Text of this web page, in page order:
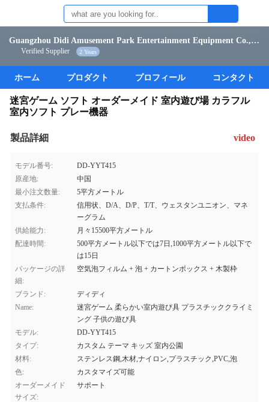
Guangzhou Didi Amusement Park Entertainment Equipment Co., Ltd.
Verified Supplier 2 Years
ホーム プロダクト プロフィール コンタクト
迷宮ゲーム ソフト オーダーメイド 室内遊び場 カラフル
室内ソフト プレー機器
製品詳細 video
モデル番号:
DD-YYT415
原産地:
中国
最小注文数量:
5平方メートル
支払条件:
信用状、D/A、D/P、T/T、ウェスタンユニオン、マネ
ーグラム
供給能力:
月々15500平方メートル
配達時間:
500平方メートル以下では7日,1000平方メートル以下で
は15日
パッケージの詳
細:
空気泡フィルム + 泡 + カートンボックス + 木製枠
ブランド:
ディディ
Name:
迷宮ゲーム 柔らかい室内遊び具 プラスチッククライミ
ング 子供の遊び具
モデル:
DD-YYT415
タイプ:
カスタム テーマ キッズ 室内公園
材料:
ステンレス鋼,木材,ナイロン,プラスチック,PVC,泡
色:
カスタマイズ可能
オーダーメイド
サイズ:
サポート